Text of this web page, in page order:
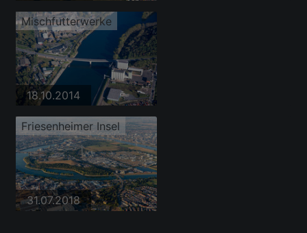
Mischfutterwerke
18.10.2014
Friesenheimer Insel
31.07.2018